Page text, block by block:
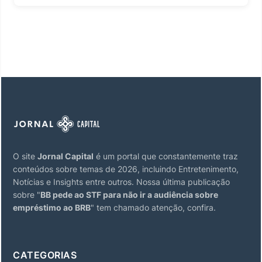
O site Jornal Capital é um portal que constantemente traz
conteúdos sobre temas de 2026, incluindo Entretenimento,
Notícias e Insights entre outros. Nossa última publicação
sobre "BB pede ao STF para não ir a audiência sobre
empréstimo ao BRB" tem chamado atenção, confira.
CATEGORIAS